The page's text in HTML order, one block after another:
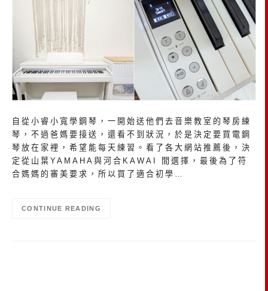
自從小睿小寬學鋼琴，一開始送他們去音樂教室的琴房練
琴，不過爸媽要接送，還看不到狀況，於是決定要買電鋼
琴放在家裡，希望能每天練習。看了各大網站推薦後，決
定從山葉YAMAHA與河合KAWAI 間選擇，最後為了符
合媽媽的審美要求，所以買了適合初學…
CONTINUE READING